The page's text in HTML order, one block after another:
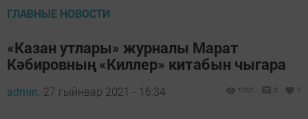
ГЛАВНЫЕ НОВОСТИ
«Казан утлары» журналы Марат
Кәбировның «Киллер» китабын чыгара
admin, 27 гыйнвар 2021 - 16:34 1001 0 0